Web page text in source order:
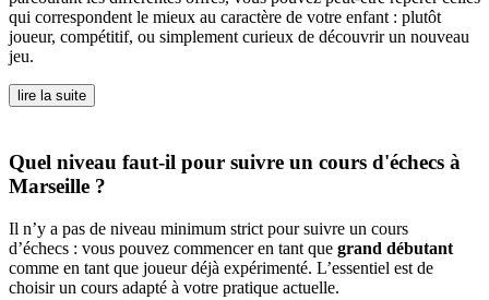
qui correspondent le mieux au caractère de votre enfant : plutôt
joueur, compétitif, ou simplement curieux de découvrir un nouveau
jeu.
lire la suite
Quel niveau faut-il pour suivre un cours d'échecs à
Marseille ?
Il n’y a pas de niveau minimum strict pour suivre un cours
d’échecs : vous pouvez commencer en tant que grand débutant
comme en tant que joueur déjà expérimenté. L’essentiel est de
choisir un cours adapté à votre pratique actuelle.